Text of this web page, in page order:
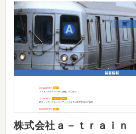
株式会社ａ－ｔｒａｉｎ